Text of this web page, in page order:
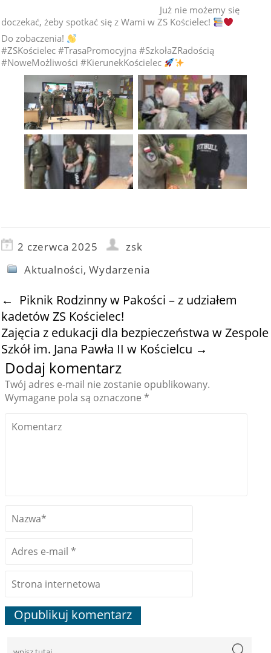
Już nie możemy się
doczekać, żeby spotkać się z Wami w ZS Kościelec!
Do zobaczenia!
#ZSKościelec #TrasaPromocyjna #SzkołaZRadością
#NoweMożliwości #KierunekKościelec
2 czerwca 2025
zsk
Aktualności,Wydarzenia
← Piknik Rodzinny w Pakości – z udziałem
kadetów ZS Kościelec!
Zajęcia z edukacji dla bezpieczeństwa w Zespole
Szkół im. Jana Pawła II w Kościelcu →
Dodaj komentarz
Twój adres e-mail nie zostanie opublikowany.
Wymagane pola są oznaczone *